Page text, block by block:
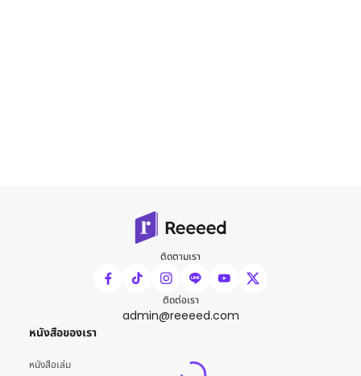
ติดตามเรา
ติดต่อเรา
admin@reeeed.com
หนังสือของเรา
หนังสือเล่ม